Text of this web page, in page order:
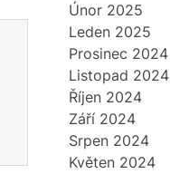
Únor 2025
Leden 2025
Prosinec 2024
Listopad 2024
Říjen 2024
Září 2024
Srpen 2024
Květen 2024